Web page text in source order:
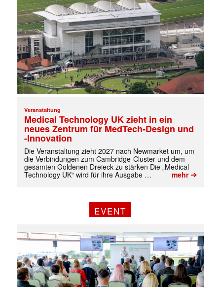
Veranstaltung
Medical Technology UK zieht in ein
neues Zentrum für MedTech-Design und
-Innovation
Die Veranstaltung zieht 2027 nach Newmarket um, um
die Verbindungen zum Cambridge-Cluster und dem
gesamten Goldenen Dreieck zu stärken Die „Medical
Technology UK“ wird für ihre Ausgabe …
mehr➔
EVENT